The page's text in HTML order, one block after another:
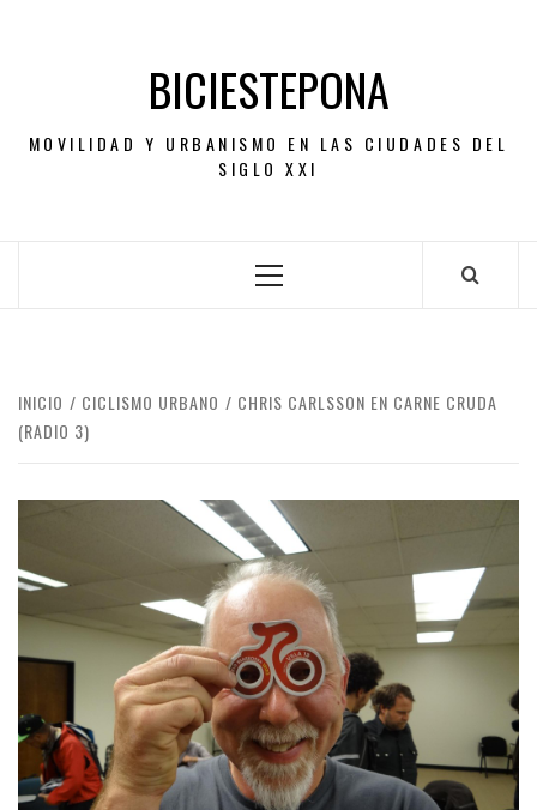
BICIESTEPONA
MOVILIDAD Y URBANISMO EN LAS CIUDADES DEL
SIGLO XXI
Menú
INICIO CICLISMO URBANO
CHRIS CARLSSON EN CARNE CRUDA
(RADIO 3)